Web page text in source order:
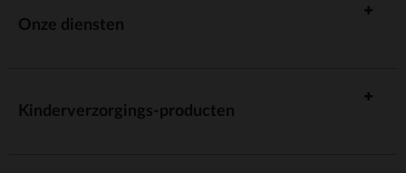
Onze diensten
Kinderverzorgings-producten